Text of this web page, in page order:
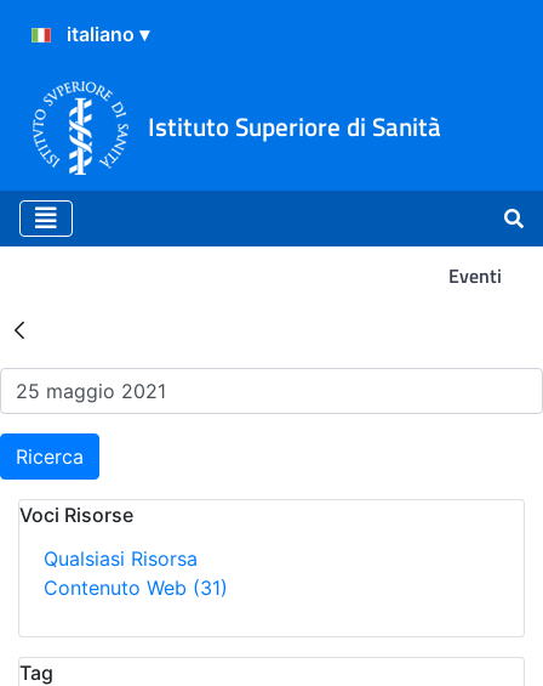
Istituto Superiore di Sanità
Eventi
Risultati della Ricerca -
Ricerca
Voci Risorse
Qualsiasi Risorsa
Contenuto Web (31)
Tag